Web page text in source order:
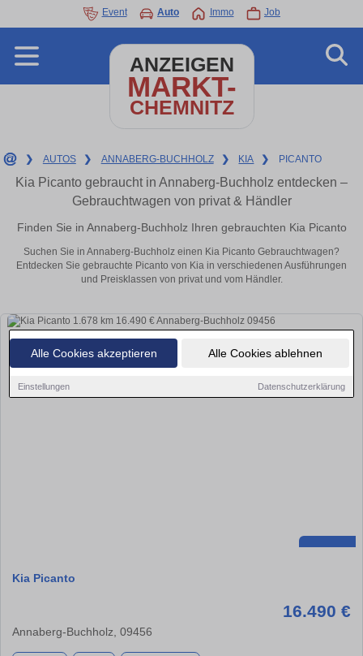
Alle Cookies akzeptieren Alle Cookies ablehnen
Einstellungen Datenschutzerklärung
Event Auto Immo Job
ANZEIGEN
MARKT-
CHEMNITZ
❯ AUTOS ❯ ANNABERG-BUCHHOLZ ❯ KIA ❯ PICANTO
Kia Picanto gebraucht in Annaberg-Buchholz entdecken –
Gebrauchtwagen von privat & Händler
Finden Sie in Annaberg-Buchholz Ihren gebrauchten Kia Picanto
Suchen Sie in Annaberg-Buchholz einen Kia Picanto Gebrauchtwagen?
Entdecken Sie gebrauchte Picanto von Kia in verschiedenen Ausführungen
und Preisklassen von privat und vom Händler.
Kia Picanto
16.490 €
Annaberg-Buchholz, 09456